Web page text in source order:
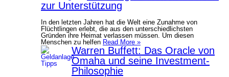
zur Unterstützung
In den letzten Jahren hat die Welt eine Zunahme von
Flüchtlingen erlebt, die aus den unterschiedlichsten
Gründen ihre Heimat verlassen müssen. Um diesen
Menschen zu helfen Read More »
Warren Buffett: Das Oracle von
Omaha und seine Investment-
Philosophie